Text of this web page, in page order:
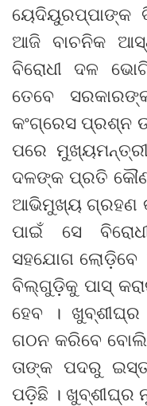
ୟେଦିୟୁରପ୍ପାଙ୍କ
ଆଜି ବାଚନିକ
ବିରୋଧୀ ଦଳ
ତେବେ
କଂଗ୍ରେସ ପ୍ରଶ୍ନ
ପରେ
ଦଳଙ୍କ ପ୍ରତି
ଆଭିମୁଖ୍ୟ ଗ୍ରହଣ
ପାଇଁ ସେ
ସହଯୋଗ ଲୋଡ଼ିବେ
ବିଲ୍ଗୁଡ଼ିକୁ ପାସ୍
ହେବ ।
ଗଠନ କରିବେ ବୋଲି
ତାଙ୍କ ପଦରୁ
ପଡ଼ିଛି । ଖୁବ୍ଶୀଘ୍ର